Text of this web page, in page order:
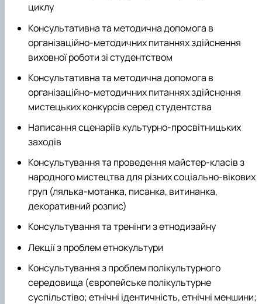
циклу
Консультативна та методична допомога в
організаційно-методичних питаннях здійснення
виховної роботи зі студентством
Консультативна та методична допомога в
організаційно-методичних питаннях здійснення
мистецьких конкурсів серед студентства
Написання сценаріїв культурно-просвітницьких
заходів
Консультування та проведення майстер-класів з
народного мистецтва для різних соціально-вікових
груп (лялька-мотанка, писанка, витинанка,
декоративний розпис)
Консультування та тренінги з етнодизайну
Лекції з проблем етнокультури
Консультування з проблем полікультурного
середовища (європейське полікультурне
суспільстіво; етнічні ідентичність, етнічні меншини;